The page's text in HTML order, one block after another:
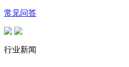
常见问答
行业新闻